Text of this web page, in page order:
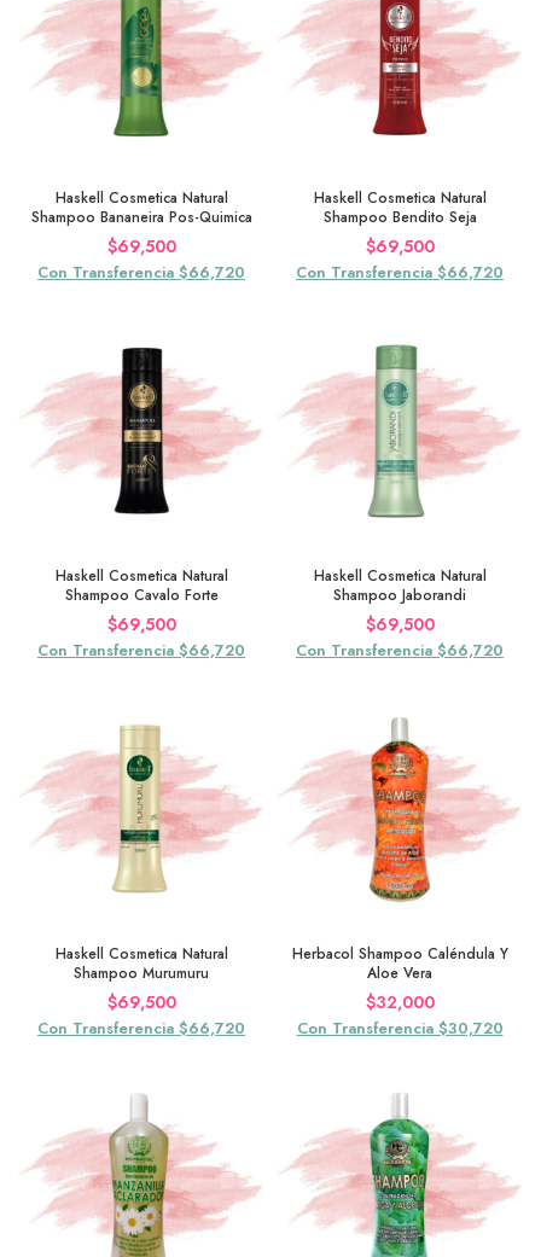
Haskell Cosmetica Natural
Shampoo Bananeira Pos-Quimica
$69,500
Con Transferencia $66,720
Haskell Cosmetica Natural
Shampoo Bendito Seja
$69,500
Con Transferencia $66,720
Haskell Cosmetica Natural
Shampoo Cavalo Forte
$69,500
Con Transferencia $66,720
Haskell Cosmetica Natural
Shampoo Jaborandi
$69,500
Con Transferencia $66,720
Haskell Cosmetica Natural
Shampoo Murumuru
$69,500
Con Transferencia $66,720
Herbacol Shampoo Caléndula Y
Aloe Vera
$32,000
Con Transferencia $30,720